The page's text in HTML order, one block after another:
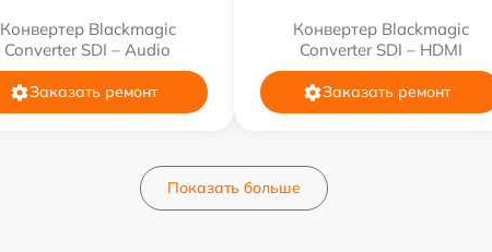
Конвертер Blackmagic
Converter SDI – Audio
Заказать ремонт
Конвертер Blackmagic
Converter SDI – HDMI
Заказать ремонт
Показать больше